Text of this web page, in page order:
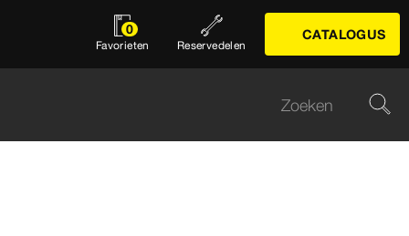
0
Favorieten Reservedelen
CATALOGUS